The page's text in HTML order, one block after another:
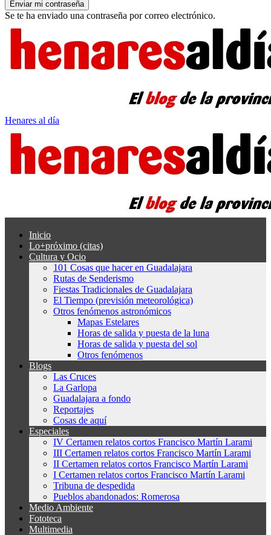
Se te ha enviado una contraseña por correo electrónico.
Henares al día
Inicio
Lo+próximo (citas)
Cultura y Ocio
101 Cosas que hacer en Guadalajara
Rutas de Senderismo
Fiestas Tradicionales de Guadalajara
El Tiempo (previsión meteorológica)
Otros fenómenos astronómicos
Mapas Estelares
Horas de salida y puesta de la luna
Horas de salida y puesta del sol
Otros fenómenos
Blogs
Las Cruces
La Garlopa
Guadalajara a fondo
Reportajes
Cosas de aquí
Especiales
IV Certamen relatos cortos Francisco Martín Larami
III Certamen relatos cortos Francisco Martín Larami
II Certamen relatos cortos Francisco Martín Larami
I Certamen relatos cortos Francisco Martín Larami
Tribuna de despedida
Pueblos abandonados: Romerosa
Medio Ambiente
Fototeca
Multimedia